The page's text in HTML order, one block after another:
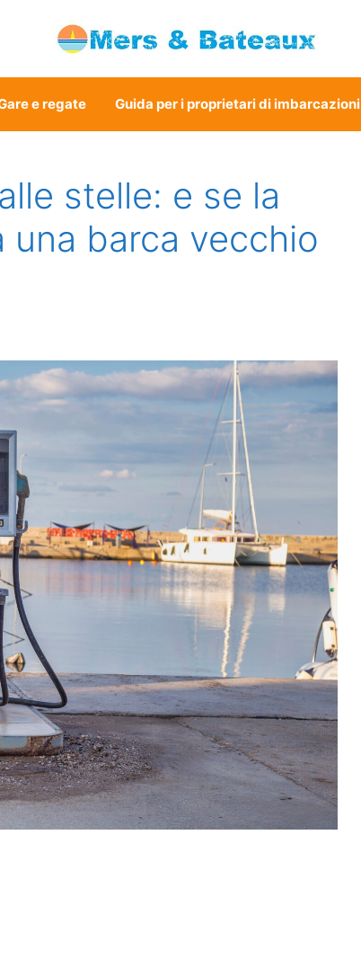
e regate Guida per i proprietari di imbarcazioni
stelle: e se la
una barca vecchio